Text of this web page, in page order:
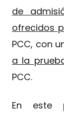
de
ofrecidos
PCC, con
a la
PCC.
En este